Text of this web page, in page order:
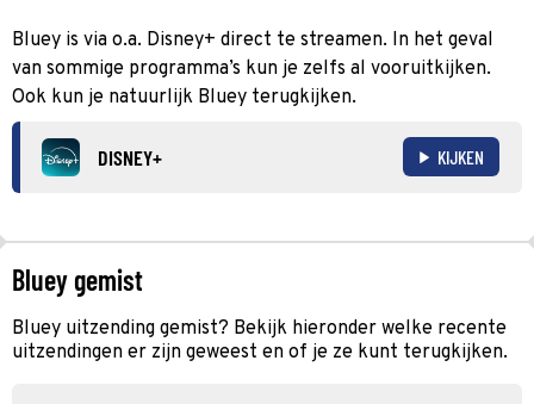
Bluey is via o.a. Disney+ direct te streamen. In het geval
van sommige programma’s kun je zelfs al vooruitkijken.
Ook kun je natuurlijk Bluey terugkijken.
DISNEY+ KIJKEN
Bluey gemist
Bluey uitzending gemist? Bekijk hieronder welke recente
uitzendingen er zijn geweest en of je ze kunt terugkijken.